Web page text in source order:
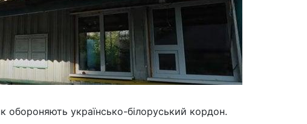
українсько-білоруський кордон.